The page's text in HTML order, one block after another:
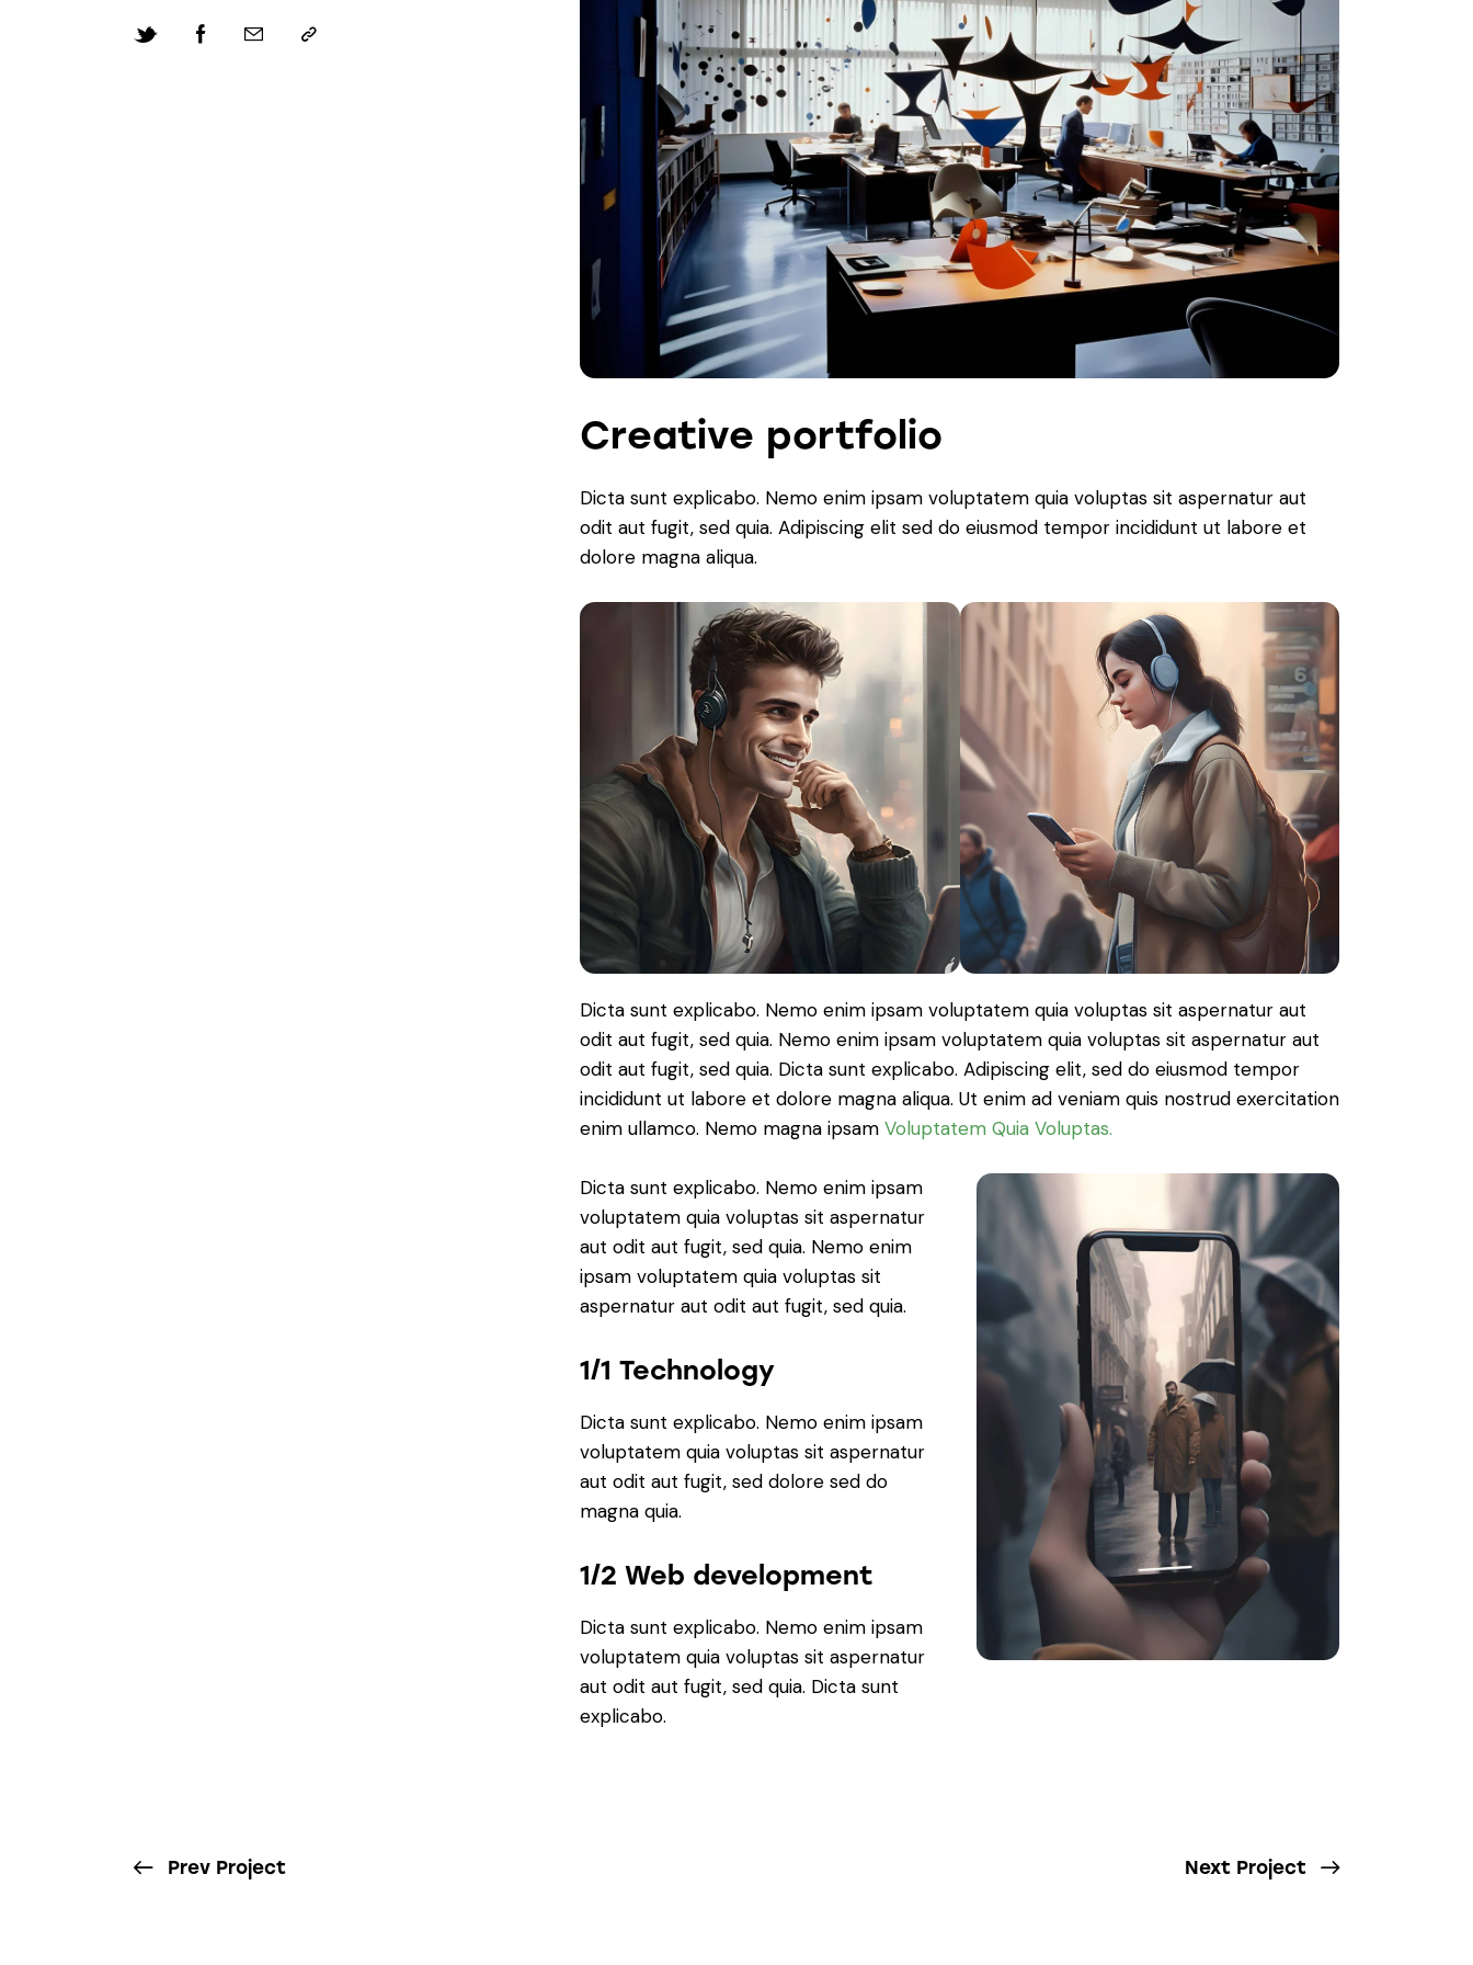
Creative portfolio
Dicta sunt explicabo. Nemo enim ipsam voluptatem quia voluptas sit aspernatur aut
odit aut fugit, sed quia. Adipiscing elit sed do eiusmod tempor incididunt ut labore et
dolore magna aliqua.
Dicta sunt explicabo. Nemo enim ipsam voluptatem quia voluptas sit aspernatur aut
odit aut fugit, sed quia. Nemo enim ipsam voluptatem quia voluptas sit aspernatur aut
odit aut fugit, sed quia. Dicta sunt explicabo. Adipiscing elit, sed do eiusmod tempor
incididunt ut labore et dolore magna aliqua. Ut enim ad veniam quis nostrud exercitation
enim ullamco. Nemo magna ipsam Voluptatem Quia Voluptas.
Dicta sunt explicabo. Nemo enim ipsam
voluptatem quia voluptas sit aspernatur
aut odit aut fugit, sed quia. Nemo enim
ipsam voluptatem quia voluptas sit
aspernatur aut odit aut fugit, sed quia.
1/1 Technology
Dicta sunt explicabo. Nemo enim ipsam
voluptatem quia voluptas sit aspernatur
aut odit aut fugit, sed dolore sed do
magna quia.
1/2 Web development
Dicta sunt explicabo. Nemo enim ipsam
voluptatem quia voluptas sit aspernatur
aut odit aut fugit, sed quia. Dicta sunt
explicabo.
Prev Project Next Project